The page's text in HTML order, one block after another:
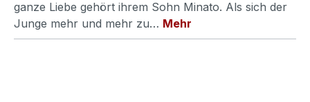
ganze Liebe gehört ihrem Sohn Minato. Als sich der
Junge mehr und mehr zu… Mehr